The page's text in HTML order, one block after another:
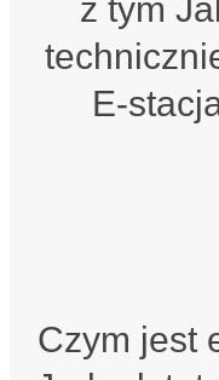
z tym
E-
Czym jest